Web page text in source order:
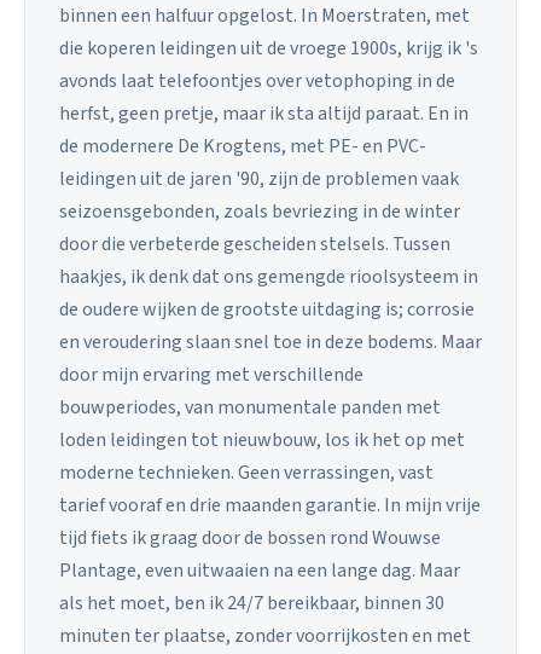
binnen een halfuur opgelost. In Moerstraten, met
die koperen leidingen uit de vroege 1900s, krijg ik 's
avonds laat telefoontjes over vetophoping in de
herfst, geen pretje, maar ik sta altijd paraat. En in
de modernere De Krogtens, met PE- en PVC-
leidingen uit de jaren '90, zijn de problemen vaak
seizoensgebonden, zoals bevriezing in de winter
door die verbeterde gescheiden stelsels. Tussen
haakjes, ik denk dat ons gemengde rioolsysteem in
de oudere wijken de grootste uitdaging is; corrosie
en veroudering slaan snel toe in deze bodems. Maar
door mijn ervaring met verschillende
bouwperiodes, van monumentale panden met
loden leidingen tot nieuwbouw, los ik het op met
moderne technieken. Geen verrassingen, vast
tarief vooraf en drie maanden garantie. In mijn vrije
tijd fiets ik graag door de bossen rond Wouwse
Plantage, even uitwaaien na een lange dag. Maar
als het moet, ben ik 24/7 bereikbaar, binnen 30
minuten ter plaatse, zonder voorrijkosten en met